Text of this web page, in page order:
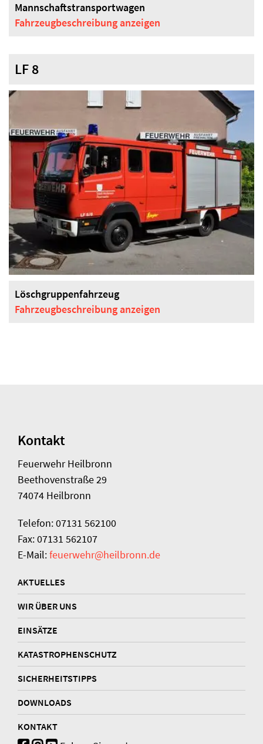
Mannschaftstransportwagen
Fahrzeugbeschreibung anzeigen
LF 8
Löschgruppenfahrzeug
Fahrzeugbeschreibung anzeigen
Kontakt
Feuerwehr Heilbronn
Beethovenstraße 29
74074 Heilbronn
Telefon: 07131 562100
Fax: 07131 562107
E-Mail:feuerwehr@heilbronn.de
AKTUELLES
WIR ÜBER UNS
EINSÄTZE
KATASTROPHENSCHUTZ
SICHERHEITSTIPPS
DOWNLOADS
KONTAKT